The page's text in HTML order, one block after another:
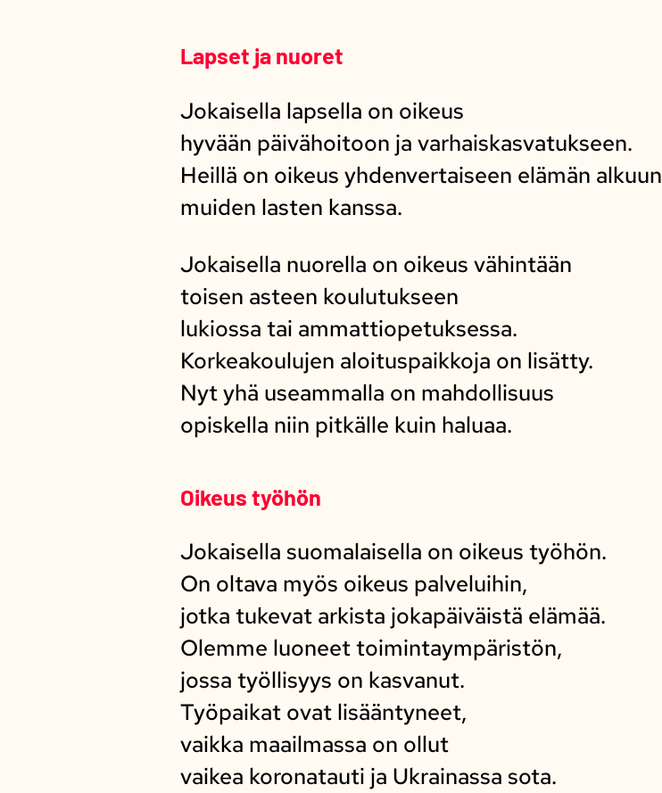
Lapset ja nuoret
Jokaisella lapsella on oikeus
hyvään päivähoitoon ja varhaiskasvatukseen.
Heillä on oikeus yhdenvertaiseen elämän alkuun
muiden lasten kanssa.
Jokaisella nuorella on oikeus vähintään
toisen asteen koulutukseen
lukiossa tai ammattiopetuksessa.
Korkeakoulujen aloituspaikkoja on lisätty.
Nyt yhä useammalla on mahdollisuus
opiskella niin pitkälle kuin haluaa.
Oikeus työhön
Jokaisella suomalaisella on oikeus työhön.
On oltava myös oikeus palveluihin,
jotka tukevat arkista jokapäiväistä elämää.
Olemme luoneet toimintaympäristön,
jossa työllisyys on kasvanut.
Työpaikat ovat lisääntyneet,
vaikka maailmassa on ollut
vaikea koronatauti ja Ukrainassa sota.